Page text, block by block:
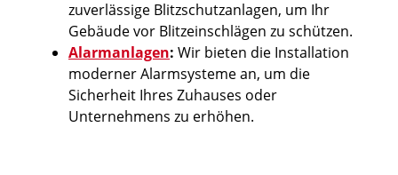
zuverlässige Blitzschutzanlagen, um Ihr
Gebäude vor Blitzeinschlägen zu schützen.
Alarmanlagen: Wir bieten die Installation
moderner Alarmsysteme an, um die
Sicherheit Ihres Zuhauses oder
Unternehmens zu erhöhen.